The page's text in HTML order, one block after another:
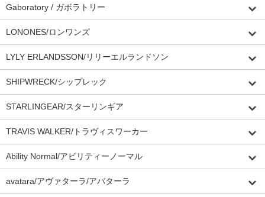
Gaboratory / ガボラトリー
LONONES/ロンワンズ
LYLY ERLANDSSON/リリーエルランドソン
SHIPWRECK/シップレック
STARLINGEAR/スターリンギア
TRAVIS WALKER/トラヴィスワーカー
Ability Normal/アビリティーノーマル
avatara/アヴァターラ/アバターラ